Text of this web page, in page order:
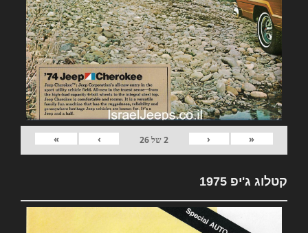
«
‹
2של26
›
»
קטלוג ג'יפ 1975